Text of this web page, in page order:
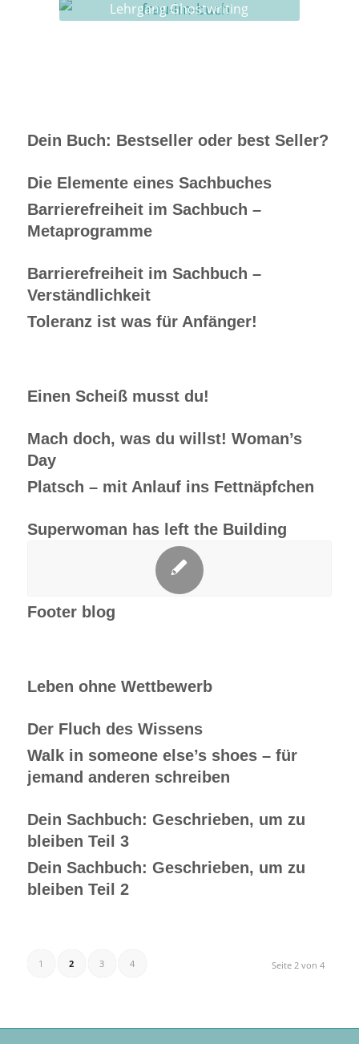
Lehrgang Ghostwriting
Dein Buch: Bestseller oder best Seller?
Die Elemente eines Sachbuches
Barrierefreiheit im Sachbuch –
Metaprogramme
Barrierefreiheit im Sachbuch –
Verständlichkeit
Toleranz ist was für Anfänger!
Einen Scheiß musst du!
Mach doch, was du willst! Woman’s
Day
Platsch – mit Anlauf ins Fettnäpfchen
Superwoman has left the Building
Footer blog
Leben ohne Wettbewerb
Der Fluch des Wissens
Walk in someone else’s shoes – für
jemand anderen schreiben
Dein Sachbuch: Geschrieben, um zu
bleiben Teil 3
Dein Sachbuch: Geschrieben, um zu
bleiben Teil 2
Seite 2 von 4
1 2 3 4